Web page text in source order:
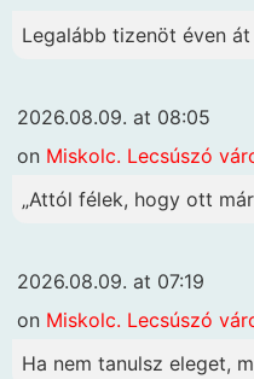
Legalább tizenöt éven
2026.08.09. at 08:05
on Miskolc. Lecsúszó
„Attól félek, hogy ott
2026.08.09. at 07:19
on Miskolc. Lecsúszó
Ha nem tanulsz eleget,